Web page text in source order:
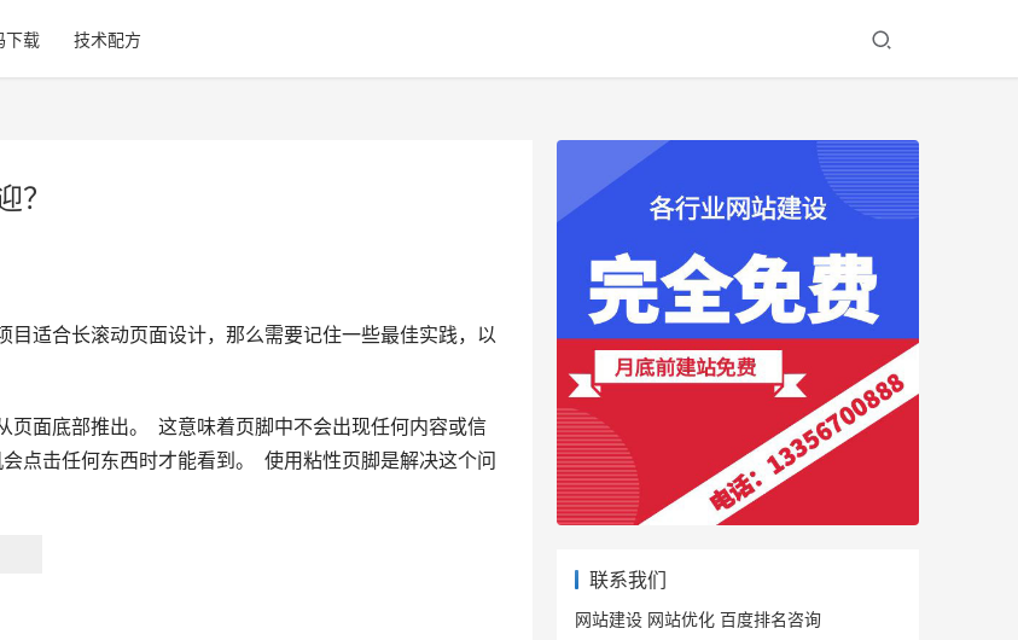
下载 技术配方
？
目适合长滚动页面设计，那么需要记住一些最佳实践，以
面底部推出。  这意味着页脚中不会出现任何内容或信
点击任何东西时才能看到。  使用粘性页脚是解决这个问
联系我们
网站建设 网站优化 百度排名咨询